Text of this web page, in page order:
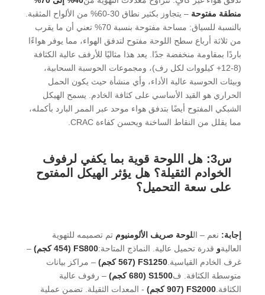
منطقة مفتوحة
– يتجاوز بكثير نطاق 30-60% من الألواح المثقبة.
بالنسبة للسياق: مساحة مفتوحة بنسبة 70% تعني أن ما يقرب
من ثلاثة أرباع سطح اللوحة مفتوح لتدفق الهواء، مما يوفر هواءًا
باردًا بمقاومة منخفضة جدًا. يعد هذا مثاليًا للأرفف عالية الكثافة
(8-12+ كيلووات لكل رف)، ومجموعات الحوسبة السحابية،
وبيئات الحوسبة عالية الأداء، وأي منشأة حيث يكون الحمل
الحراري هو القيد الأساسي على كثافة الخادم. يسمح الهيكل
الشبكي المفتوح أيضًا بتدفق هواء موحد عبر الممر البارد بأكمله،
مما يقلل من النقاط الساخنة ويحسن كفاءة CRAC.
س3: هل اللوحة قوية بما يكفي لرفوف
الخوادم الثقيلة؟ هل يؤثر الهيكل المفتوح
على سعة التحميل؟
إجابة: نعم – اللوحة صريف الألومنيوم تم تصميمه للتهوية
العاليةو قدرة تحميل عالية. النماذج المتاحة:FS800 (454 كجم)
–
غرف الخادم القياسية.FS1250 (567 كجم)
– مراكز بيانات
متوسطة الكثافة. فS1500 (680 كجم)
– رفوف عالية
الكثافة.FS2000 (907 كجم)
- المعدات الثقيلة. تضمن عملية